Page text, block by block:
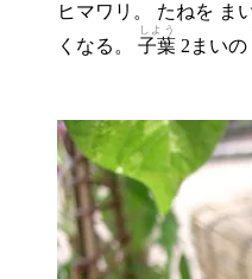
ヒマワリ。 たねを ま
くなる。 子葉
しよう
2まいの